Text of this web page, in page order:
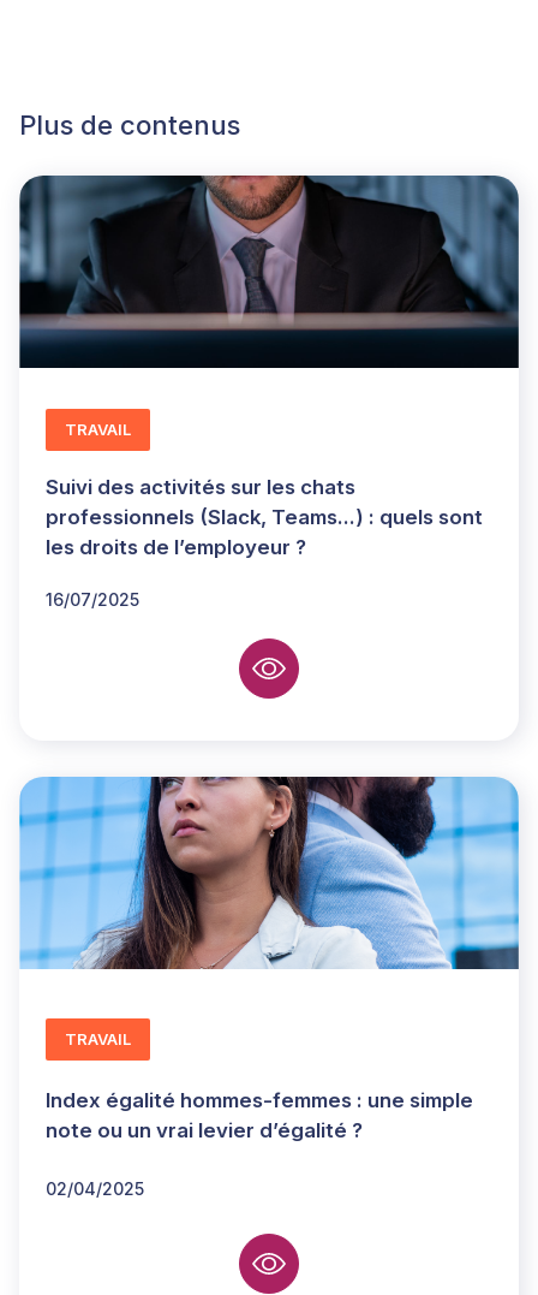
Plus de contenus
Suivi des activités sur les chats
professionnels (Slack, Teams...) : quels sont
les droits de l’employeur ?
16/07/2025
TRAVAIL
Index égalité hommes-femmes : une simple
note ou un vrai levier d’égalité ?
02/04/2025
TRAVAIL